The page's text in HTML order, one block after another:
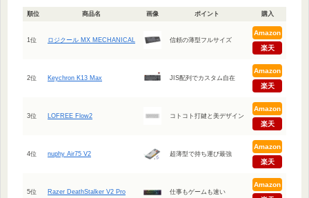
順位 商品名 画像 ポイント 購入
1位 ロジクール MX MECHANICAL 信頼の薄型フルサイズ
Amazon
楽天
2位 Keychron K13 Max JIS配列でカスタム自在
Amazon
楽天
3位 LOFREE Flow2 コトコト打鍵と美デザイン
Amazon
楽天
4位 nuphy Air75 V2 超薄型で持ち運び最強
Amazon
楽天
5位 Razer DeathStalker V2 Pro 仕事もゲームも速い
Amazon